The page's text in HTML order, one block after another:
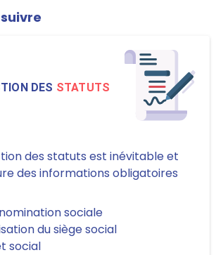
DES STATUTS
des statuts est inévitable et
des informations obligatoires
sociale
du siège social
social